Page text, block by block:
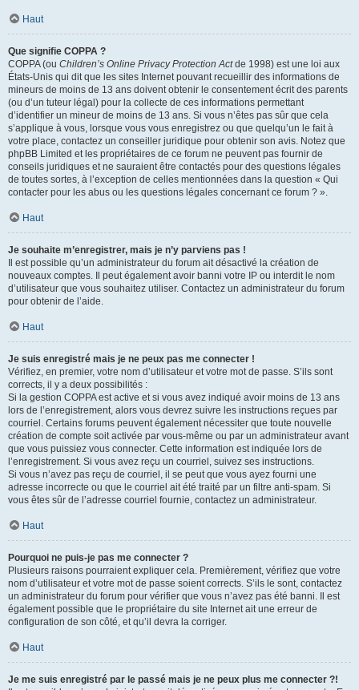
Haut
Que signifie COPPA ?
COPPA (ou Children’s Online Privacy Protection Actde 1998) est une loi aux
États-Unis qui dit que les sites Internet pouvant recueillir des informations de
mineurs de moins de 13 ans doivent obtenir le consentement écrit des parents
(ou d’un tuteur légal) pour la collecte de ces informations permettant
d’identifier un mineur de moins de 13 ans. Si vous n’êtes pas sûr que cela
s’applique à vous, lorsque vous vous enregistrez ou que quelqu’un le fait à
votre place, contactez un conseiller juridique pour obtenir son avis. Notez que
phpBB Limited et les propriétaires de ce forum ne peuvent pas fournir de
conseils juridiques et ne sauraient être contactés pour des questions légales
de toutes sortes, à l’exception de celles mentionnées dans la question « Qui
contacter pour les abus ou les questions légales concernant ce forum ? ».
Haut
Je souhaite m’enregistrer, mais je n’y parviens pas !
Il est possible qu’un administrateur du forum ait désactivé la création de
nouveaux comptes. Il peut également avoir banni votre IP ou interdit le nom
d’utilisateur que vous souhaitez utiliser. Contactez un administrateur du forum
pour obtenir de l’aide.
Haut
Je suis enregistré mais je ne peux pas me connecter !
Vérifiez, en premier, votre nom d’utilisateur et votre mot de passe. S’ils sont
corrects, il y a deux possibilités :
Si la gestion COPPA est active et si vous avez indiqué avoir moins de 13 ans
lors de l’enregistrement, alors vous devrez suivre les instructions reçues par
courriel. Certains forums peuvent également nécessiter que toute nouvelle
création de compte soit activée par vous-même ou par un administrateur avant
que vous puissiez vous connecter. Cette information est indiquée lors de
l’enregistrement. Si vous avez reçu un courriel, suivez ses instructions.
Si vous n’avez pas reçu de courriel, il se peut que vous ayez fourni une
adresse incorrecte ou que le courriel ait été traité par un filtre anti-spam. Si
vous êtes sûr de l’adresse courriel fournie, contactez un administrateur.
Haut
Pourquoi ne puis-je pas me connecter ?
Plusieurs raisons pourraient expliquer cela. Premièrement, vérifiez que votre
nom d’utilisateur et votre mot de passe soient corrects. S’ils le sont, contactez
un administrateur du forum pour vérifier que vous n’avez pas été banni. Il est
également possible que le propriétaire du site Internet ait une erreur de
configuration de son côté, et qu’il devra la corriger.
Haut
Je me suis enregistré par le passé mais je ne peux plus me connecter ?!